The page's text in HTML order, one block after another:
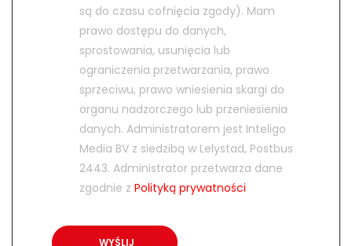
są do czasu cofnięcia zgody). Mam
prawo dostępu do danych,
sprostowania, usunięcia lub
ograniczenia przetwarzania, prawo
sprzeciwu, prawo wniesienia skargi do
organu nadzorczego lub przeniesienia
danych. Administratorem jest Inteligo
Media BV z siedzibą w Lelystad, Postbus
2443. Administrator przetwarza dane
zgodnie z Polityką prywatności